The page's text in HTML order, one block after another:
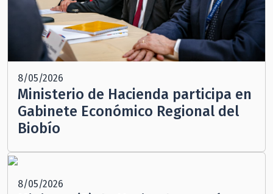
8/05/2026
Ministerio de Hacienda participa en
Gabinete Económico Regional del
Biobío
8/05/2026